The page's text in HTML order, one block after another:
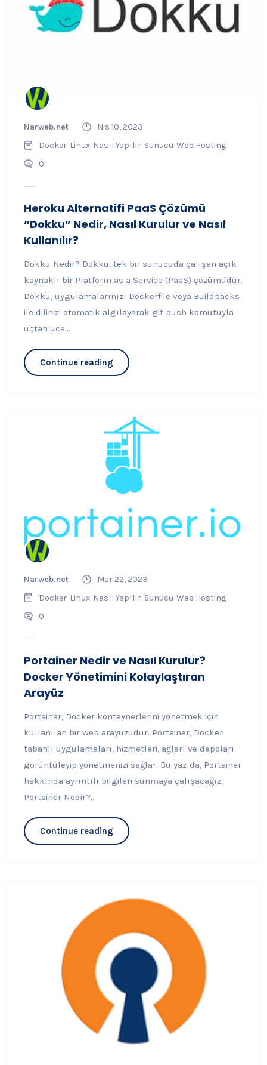
Narweb.net
Nis 10, 2023
Docker Linux Nasıl Yapılır Sunucu Web Hosting
0
Heroku Alternatifi PaaS Çözümü
“Dokku” Nedir, Nasıl Kurulur ve Nasıl
Kullanılır?
Dokku Nedir? Dokku, tek bir sunucuda çalışan açık
kaynaklı bir Platform as a Service (PaaS) çözümüdür.
Dokku, uygulamalarınızı Dockerfile veya Buildpacks
ile dilinizi otomatik algılayarak git push komutuyla
uçtan uca...
Continue reading
Narweb.net
Mar 22, 2023
Docker Linux Nasıl Yapılır Sunucu Web Hosting
0
Portainer Nedir ve Nasıl Kurulur?
Docker Yönetimini Kolaylaştıran
Arayüz
Portainer, Docker konteynerlerini yönetmek için
kullanılan bir web arayüzüdür. Portainer, Docker
tabanlı uygulamaları, hizmetleri, ağları ve depoları
görüntüleyip yönetmenizi sağlar. Bu yazıda, Portainer
hakkında ayrıntılı bilgileri sunmaya çalışacağız.
Portainer Nedir?...
Continue reading